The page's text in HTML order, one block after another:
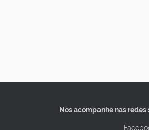
Nos acompanhe nas redes